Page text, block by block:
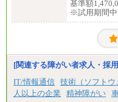
基準額
※試用期間中
[関連する障がい者求人・採
IT/情報通信 技術（ソフトウ
人以上の企業
精神障がい